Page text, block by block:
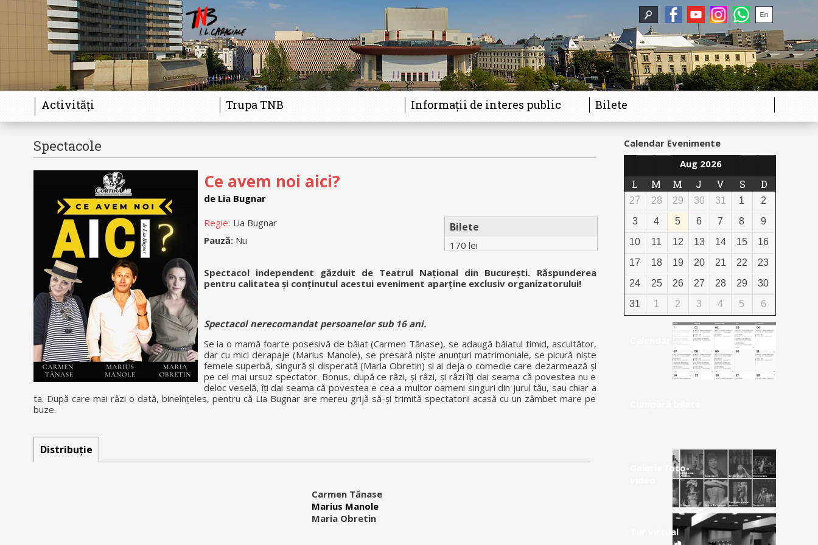
Activități Trupa TNB Informații de interes public Bilete
Spectacole
Ce avem noi aici?
de Lia Bugnar
Regie: Lia Bugnar
Pauză: Nu
Bilete
170 lei
Spectacol independent găzduit de Teatrul Național din București. Răspunderea
pentru calitatea și conținutul acestui eveniment aparține exclusiv organizatorului!
Spectacol nerecomandat persoanelor sub 16 ani.
Se ia o mamă foarte posesivă de băiat (Carmen Tănase), se adaugă băiatul timid, ascultător,
dar cu mici derapaje (Marius Manole), se presară niște anunțuri matrimoniale, se picură niște
femeie superbă, singură și disperată (Maria Obretin) și ai deja o comedie care dezarmează și
pe cel mai ursuz spectator. Bonus, după ce râzi, și râzi, și râzi îți dai seama că povestea nu e
deloc veselă, îți dai seama că povestea e cea a multor oameni singuri din jurul tău, sau chiar a
ta. După care mai râzi o dată, bineînțeles, pentru că Lia Bugnar are mereu grijă să-și trimită spectatorii acasă cu un zâmbet mare pe
buze.
Distribuție
Carmen Tănase
Marius Manole
Maria Obretin
Calendar Evenimente
Aug 2026
L M M J V S D
27 28 29 30 31 1
2
3
4 5 6 7 8
9
10
11 12 13 14 15
16
17
18 19 20 21 22
23
24
25 26 27 28 29
30
31
1 2 3 4 5 6
Galerie foto-
Tur virtual